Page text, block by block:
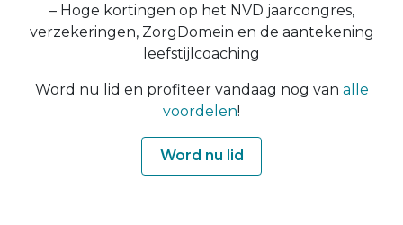
– Hoge kortingen op het NVD jaarcongres,
verzekeringen, ZorgDomein en de aantekening
leefstijlcoaching
Word nu lid en profiteer vandaag nog van alle
voordelen!
Word nu lid